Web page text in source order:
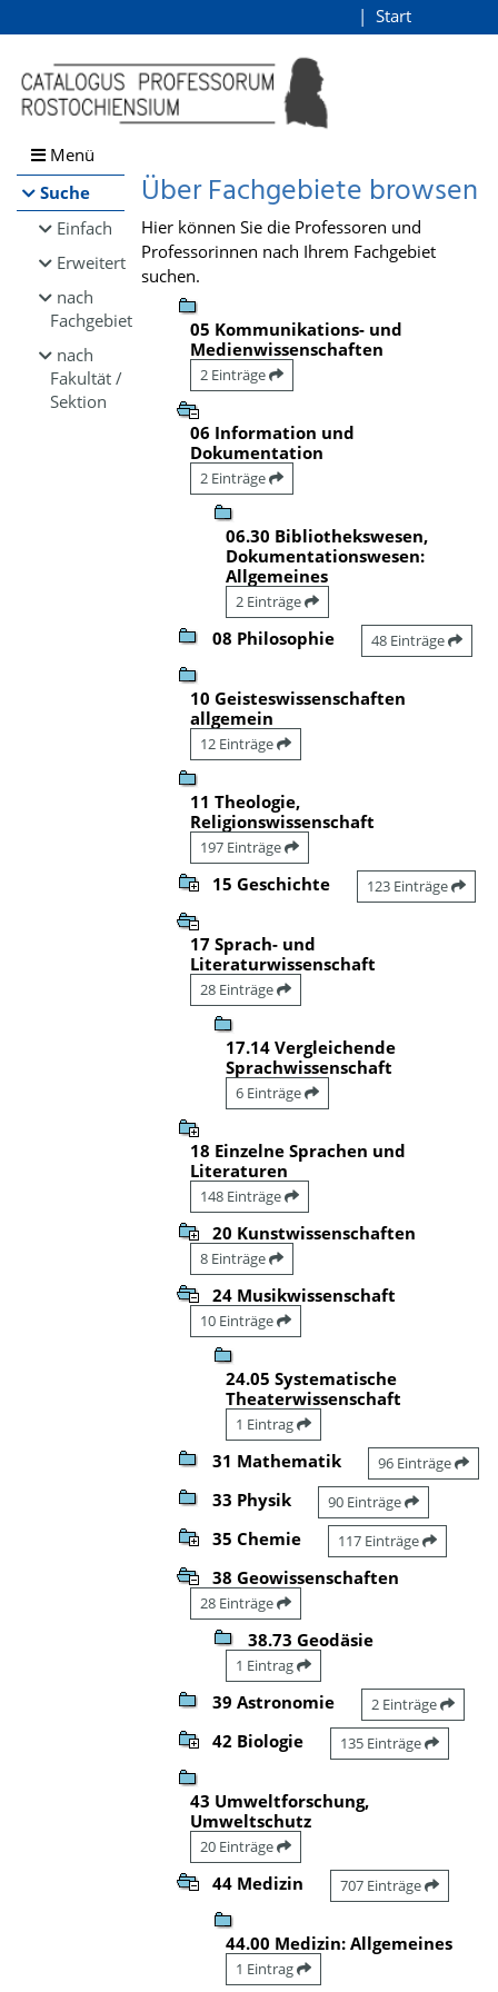
Browsen
direkt zum Inhalt
Start
Menü
Suche
Einfach
Erweitert
nach
Fachgebiet
nach
Fakultät /
Sektion
Über Fachgebiete browsen
Hier können Sie die Professoren und
Professorinnen nach Ihrem Fachgebiet
suchen.
05 Kommunikations- und
Medienwissenschaften
2 Einträge
06 Information und
Dokumentation
2 Einträge
06.30 Bibliothekswesen,
Dokumentationswesen:
Allgemeines
2 Einträge
08 Philosophie 48 Einträge
10 Geisteswissenschaften
allgemein
12 Einträge
11 Theologie,
Religionswissenschaft
197 Einträge
15 Geschichte 123 Einträge
17 Sprach- und
Literaturwissenschaft
28 Einträge
17.14 Vergleichende
Sprachwissenschaft
6 Einträge
18 Einzelne Sprachen und
Literaturen
148 Einträge
20 Kunstwissenschaften
8 Einträge
24 Musikwissenschaft
10 Einträge
24.05 Systematische
Theaterwissenschaft
1 Eintrag
31 Mathematik 96 Einträge
33 Physik 90 Einträge
35 Chemie 117 Einträge
38 Geowissenschaften
28 Einträge
38.73 Geodäsie
1 Eintrag
39 Astronomie 2 Einträge
42 Biologie 135 Einträge
43 Umweltforschung,
Umweltschutz
20 Einträge
44 Medizin 707 Einträge
44.00 Medizin: Allgemeines
1 Eintrag